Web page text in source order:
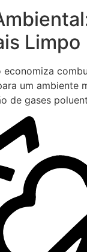
Limpo
um ambiente
de gases